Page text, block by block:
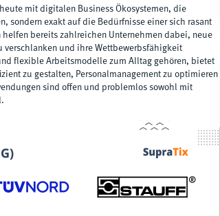
mit digitalen Business Ökosystemen, die
sondern exakt auf die Bedürfnisse einer sich rasant
bereits zahlreichen Unternehmen dabei, neue
verschlanken und ihre Wettbewerbsfähigkeit
flexible Arbeitsmodelle zum Alltag gehören, bietet
zu gestalten, Personalmanagement zu optimieren
sind offen und problemlos sowohl mit